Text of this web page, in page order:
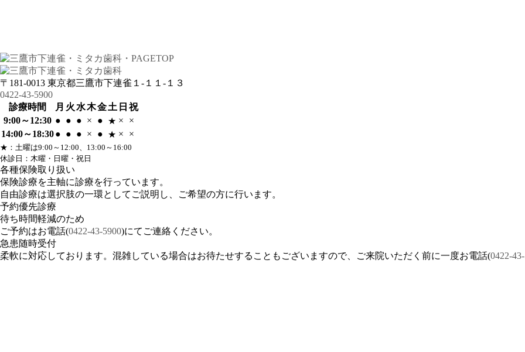
〒181-0013 東京都三鷹市下連雀１-１１-１３
0422-43-5900
診療時間
月 火 水木金土 日 祝
9:00～12:30 ● ● ● × ● ★ ×
×
14:00～18:30● ● ● × ● ★ × ×
★ ：土曜は9:00～12:00、13:00～16:00
休診日：木曜・日曜・祝日
各種保険取り扱い
保険診療を主軸に診療を行っています。
自由診療は選択肢の一環としてご説明し、ご希望の方に行います。
予約優先診療
待ち時間軽減のため
ご予約はお電話(0422-43-5900)にてご連絡ください。
急患随時受付
柔軟に対応しております。混雑している場合はお待たせすることもございますので、ご来院いただく前に一度お電話(0422-